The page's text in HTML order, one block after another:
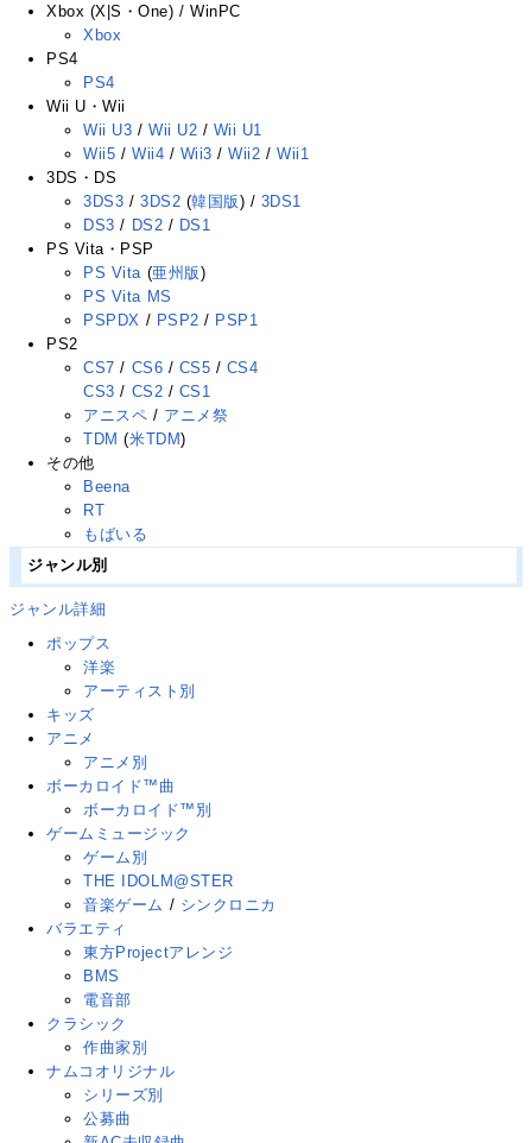
Xbox (X|S・One) / WinPC
Xbox
PS4
PS4
Wii U・Wii
Wii U3 /Wii U2 / Wii U1
Wii5 /Wii4 / Wii3 /Wii2 / Wii1
3DS・DS
3DS3 /3DS2 (韓国版) / 3DS1
DS3 / DS2 / DS1
PS Vita・PSP
PS Vita (亜州版)
PS Vita MS
PSPDX / PSP2 / PSP1
PS2
CS7 / CS6 / CS5 / CS4
CS3 / CS2 / CS1
アニスペ / アニメ祭
TDM (米TDM)
その他
Beena
RT
もばいる
ジャンル別
ジャンル詳細
ポップス
洋楽
アーティスト別
キッズ
アニメ
アニメ別
ボーカロイド™曲
ボーカロイド™別
ゲームミュージック
ゲーム別
THE IDOLM@STER
音楽ゲーム / シンクロニカ
バラエティ
東方Projectアレンジ
BMS
電音部
クラシック
作曲家別
ナムコオリジナル
シリーズ別
公募曲